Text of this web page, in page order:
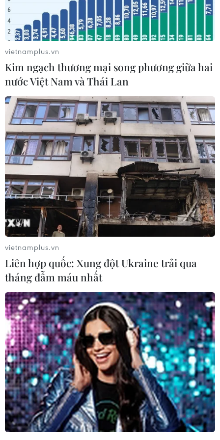
Chủ tịch Tập Cận Bình (phải) và Tổng thống Rodrigo Duterte
(trái) tại cuộc gặp bên lề Hội nghị cấp cao APEC ở Peru, Lima
ngày 19/11. (Nguồn: THX/TTXVN)
Reuters đưa tin Giám đốc Trung tâm nghiên cứu
Biển Đông thuộc Đại học Nam Kinh, Trung
Quốc, ông Chu Phong ngày 25/11 nhận định
cơ bản” kể từ khi ông Rodrigo Duterte trở thành
Tổng thống Philippines.
Phong cho rằng nếu “cú huých bãi cạn
Scarborough” (Bắc Kinh gọi là Hoàng Nham ở
Biển Đông) thành công, điều đó sẽ mang lại hy
vọng rằng các tranh chấp lãnh thổ ở Biển Đông
có thể được giải quyết bằng con đường ngoại
giao.
Trung Quốc đã tìm cách nhấn mạnh chủ quyền
của nước này đối với bãi cạn
Scarborough/Hoàng Nham.
vietnamplus.vn
Kim ngạch thương mại song phương giữa hai
nước Việt Nam và Thái Lan
vietnamplus.vn
Liên hợp quốc: Xung đột Ukraine trải qua
tháng đẫm máu nhất